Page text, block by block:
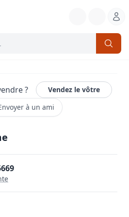
?
Vendez le vôtre
à un ami